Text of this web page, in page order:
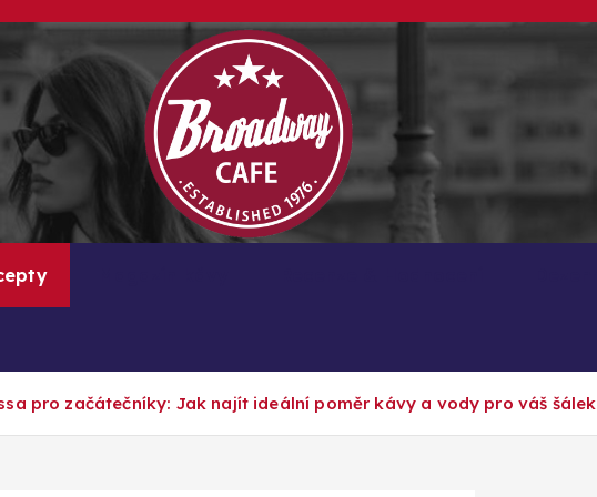
pro začátečníky: Jak najít ideální poměr kávy a vody pro váš šálek